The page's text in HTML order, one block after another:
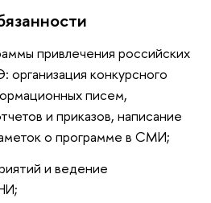
привлечения российских
конкурсного
писем,
и приказов, написание
о программе в СМИ;
и ведение